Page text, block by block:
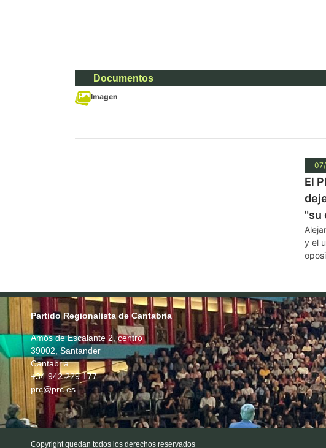
Documentos
Imagen
El
"su
y el
Partido Regionalista de Cantabria
Amós de Escalante 2, centro
39002, Santander
Cantabria
+34 942 229 177
prc@prc.es
Copyright quedan todos los derechos reservados